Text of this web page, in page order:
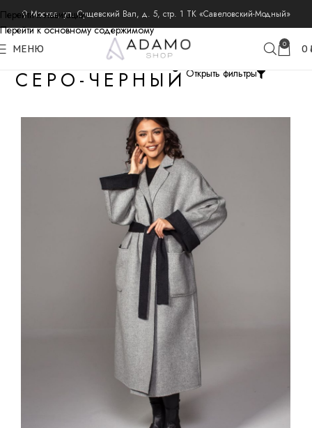
Перейти к навигации
Перейти к основному содержимому
⚲ Москва, ул. Сущевский Вал, д. 5, стр. 1 ТК «Савеловский-Модный»
МЕНЮ 0 0
СЕРО-ЧЕРНЫЙОткрыть фильтры